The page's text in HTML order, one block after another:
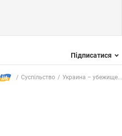
Підписатися
Суспільство Украина – убежище...